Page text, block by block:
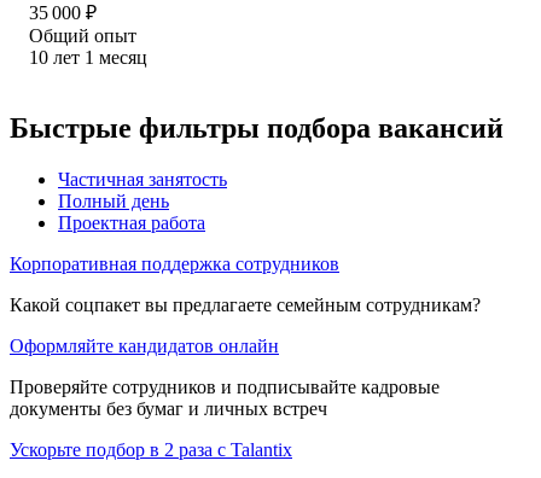
35 000 ₽
Общий опыт
10 лет 1 месяц
Быстрые фильтры подбора вакансий
Частичная занятость
Полный день
Проектная работа
Корпоративная поддержка сотрудников
Какой соцпакет вы предлагаете семейным сотрудникам?
Оформляйте кандидатов онлайн
Проверяйте сотрудников и подписывайте кадровые
документы без бумаг и личных встреч
Ускорьте подбор в 2 раза с Talantix